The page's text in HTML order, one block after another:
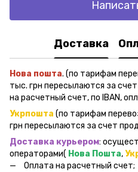
Доставка
Нова пошта. (по тарифам
тыс. грн пересылаются за
на расчетный счет, по IBAN,
Укрпошта (по тарифам
грн пересылаются за счет
Доставка курьером:
операторами( Нова Пошта,
Оплата на расчетный счет;